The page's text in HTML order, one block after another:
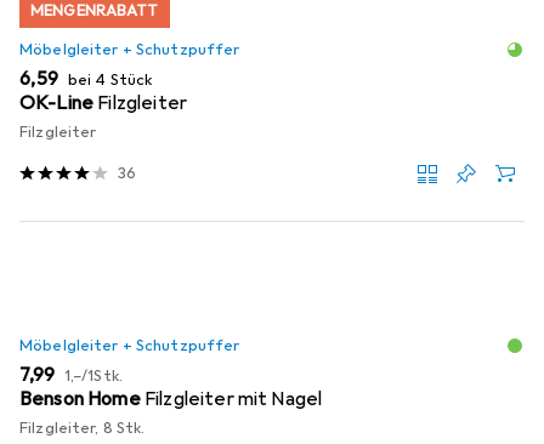
MENGENRABATT
Möbelgleiter + Schutzpuffer
EUR
6,59 bei 4 Stück
OK-Line Filzgleiter
Filzgleiter
36
Möbelgleiter + Schutzpuffer
EUR
7,99 EUR
1,–/1Stk.
Benson Home Filzgleiter mit Nagel
Filzgleiter, 8 Stk.